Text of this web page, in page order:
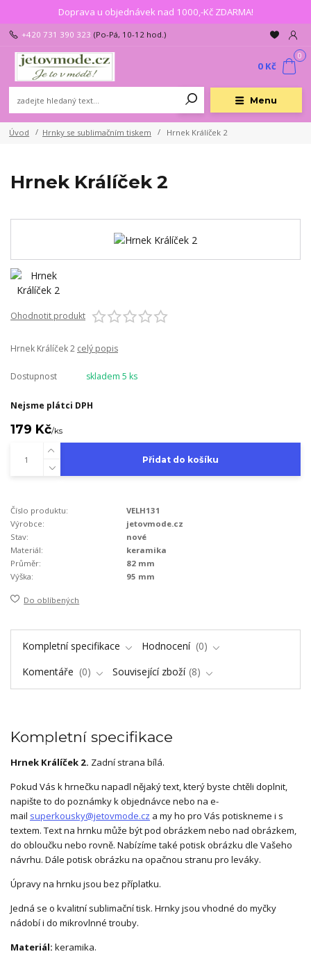
Doprava u objednávek nad 1000,-Kč ZDARMA!
Menu
+420 731 390 323 (Po-Pá, 10-12 hod.)
0
0 Kč
Úvod Hrnky se sublimačním tiskem Hrnek Králíček 2
Hrnek Králíček 2
Ohodnotit produkt
Hrnek Králíček 2 celý popis
Dostupnost skladem 5 ks
Nejsme plátci DPH
179 Kč/ks
Přidat do košíku
Číslo produktu:
VELH131
Výrobce:
jetovmode.cz
Stav:
nové
Materiál:
keramika
Průměr:
82 mm
Výška:
95 mm
Do oblíbených
Kompletní specifikace Hodnocení
0
Komentáře
0 Související zboží 8
Kompletní specifikace
Hrnek Králíček 2. Zadní strana bílá.
Pokud Vás k hrnečku napadl nějaký text, který byste chtěli doplnit,
napište to do poznámky k objednávce nebo na e-
mail superkousky@jetovmode.cz a my ho pro Vás potiskneme i s
textem. Text na hrnku může být pod obrázkem nebo nad obrázkem,
do obloučku nebo rovně. Nabízíme také potisk obrázku dle Vašeho
návrhu. Dále potisk obrázku na opačnou stranu pro leváky.
Úpravy na hrnku jsou bez příplatku.
Jedná se o kvalitní sublimační tisk. Hrnky jsou vhodné do myčky
nádobí i do mikrovlnné trouby.
Materiál: keramika.